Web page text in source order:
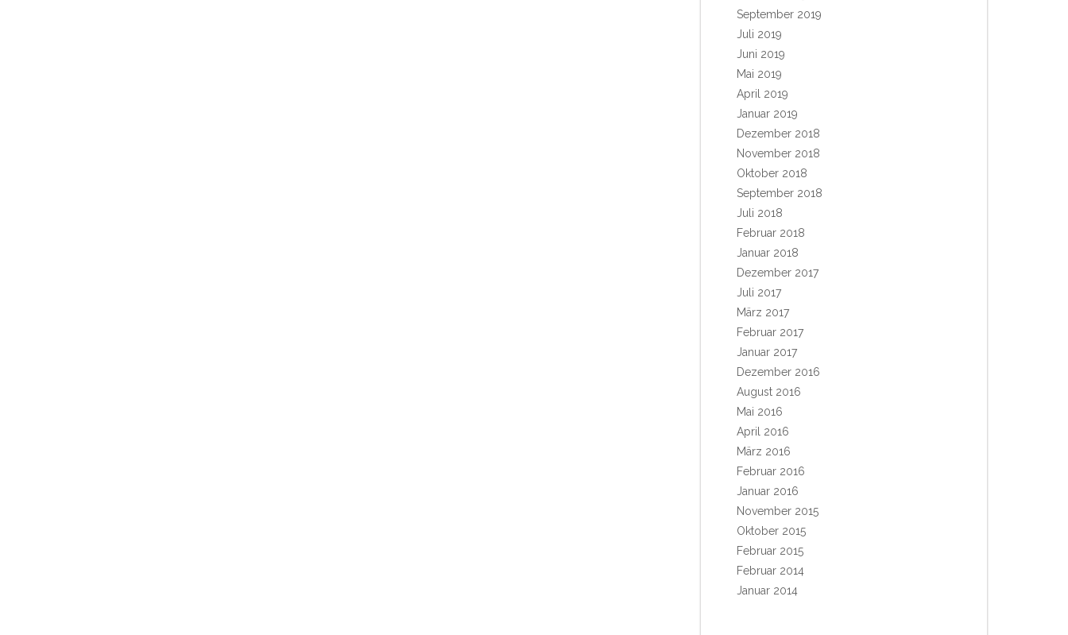
September 2019
Juli 2019
Juni 2019
Mai 2019
April 2019
Januar 2019
Dezember 2018
November 2018
Oktober 2018
September 2018
Juli 2018
Februar 2018
Januar 2018
Dezember 2017
Juli 2017
März 2017
Februar 2017
Januar 2017
Dezember 2016
August 2016
Mai 2016
April 2016
März 2016
Februar 2016
Januar 2016
November 2015
Oktober 2015
Februar 2015
Februar 2014
Januar 2014